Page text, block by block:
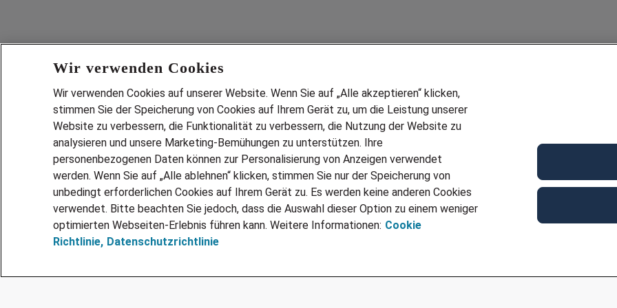
Services
JOBSUCHE
LEBENSLAUF GENERATOR
ZEITARBEIT
PERSONALVERMITTLUNG
PARTNERSHIP WITH AIRBUS
Wir verwenden Cookies
Wir verwenden Cookies auf unserer Website. Wenn Sie auf „Alle akzeptieren“ klicken,
stimmen Sie der Speicherung von Cookies auf Ihrem Gerät zu, um die Leistung unserer
Website zu verbessern, die Funktionalität zu verbessern, die Nutzung der Website zu
analysieren und unsere Marketing-Bemühungen zu unterstützen. Ihre
personenbezogenen Daten können zur Personalisierung von Anzeigen verwendet
werden. Wenn Sie auf „Alle ablehnen“ klicken, stimmen Sie nur der Speicherung von
unbedingt erforderlichen Cookies auf Ihrem Gerät zu. Es werden keine anderen Cookies
verwendet. Bitte beachten Sie jedoch, dass die Auswahl dieser Option zu einem weniger
optimierten Webseiten-Erlebnis führen kann. Weitere Informationen: Cookie
Richtlinie, Datenschutzrichtlinie